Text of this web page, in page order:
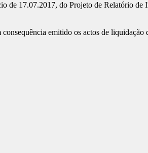
17.07.2017, do Projeto de Relatório de
emitido os actos de liquidação